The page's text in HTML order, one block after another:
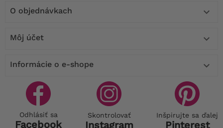
O objednávkach 
Môj účet 
Informácie o e-shope 
Odhlásiť sa
Facebook
Skontrolovať
Instagram
Inšpirujte sa ďalej
Pinterest